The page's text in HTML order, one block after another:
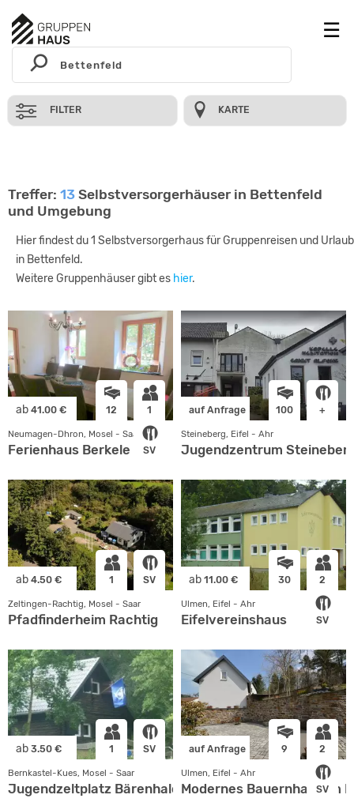
FILTER KARTE
Treffer: 13 Selbstversorgerhäuser in Bettenfeld
und Umgebung
Hier findest du 1 Selbstversorgerhaus für Gruppenreisen und Urlaub
in Bettenfeld.
Weitere Gruppenhäuser gibt es hier.
ab 41.00 € 12 1
SV
Neumagen-Dhron, Mosel - Saar
Ferienhaus Berkele
auf Anfrage 100 +
Steineberg, Eifel - Ahr
Jugendzentrum
ab 4.50 € 1 SV
Zeltingen-Rachtig, Mosel - Saar
Pfadfinderheim Rachtig
ab 11.00 € 30 2
SV
Ulmen, Eifel - Ahr
Eifelvereinshaus
ab 3.50 € 1 SV
Bernkastel-Kues, Mosel - Saar
Jugendzeltplatz Bärenhalde
auf Anfrage 9 2
SV
Ulmen, Eifel - Ahr
Modernes Bauernhaus im